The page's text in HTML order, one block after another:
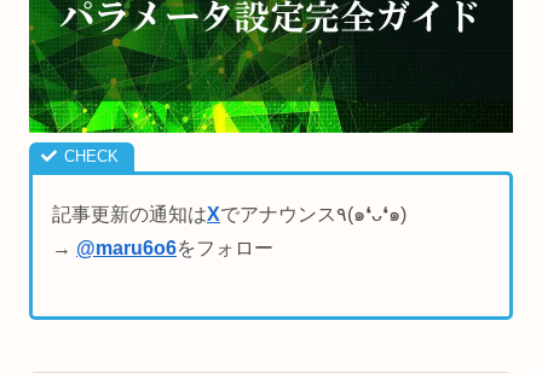
記事更新の通知はX
でアナウンス٩(๑❛ᴗ❛๑)
→ @maru6o6をフォロー